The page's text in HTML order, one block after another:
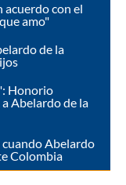
acuerdo con el
amo"
de la
Honorio
Abelardo de la
cuando Abelardo
Colombia